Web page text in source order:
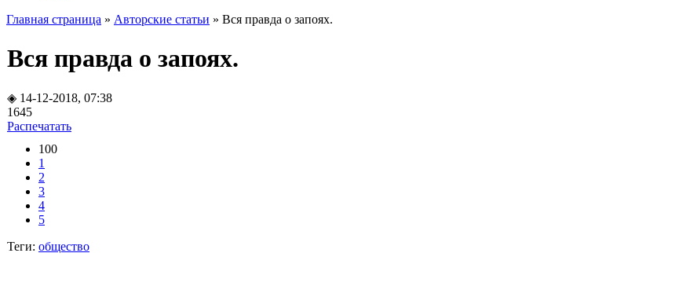
Главная страница » Авторские статьи » Вся правда о запоях.
Вся правда о запоях.
◈ 14-12-2018, 07:38
1645
Распечатать
100
1
2
3
4
5
Теги: общество